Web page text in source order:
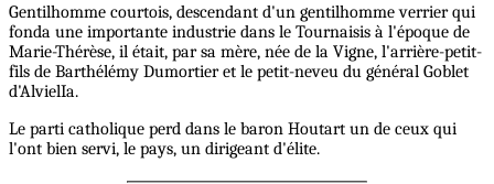
Gentilhomme courtois, descendant d'un gentilhomme verrier qui
fonda une importante industrie dans le Tournaisis à l'époque de
Marie-Thérèse, il était, par sa mère, née de la Vigne, l'arrière-petit-
fils de Barthélémy Dumortier et le petit-neveu du général Goblet
d'AlvielIa.
Le parti catholique perd dans le baron Houtart un de ceux qui
l'ont bien servi, le pays, un dirigeant d'élite.